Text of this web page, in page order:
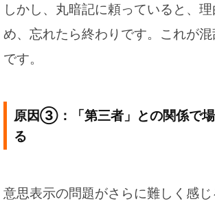
しかし、丸暗記に頼っていると、
め、忘れたら終わりです。これが
です。
原因③：「第三者」との関係で場
る
意思表示の問題がさらに難しく感じ